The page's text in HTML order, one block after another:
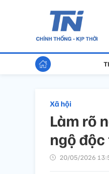
Xã hội
Làm rõ
ngộ
20/05/2026